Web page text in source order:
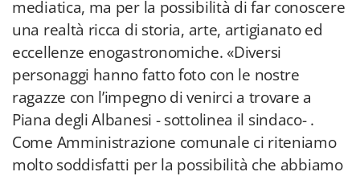
mediatica, ma per la possibilità di far conoscere
una realtà ricca di storia, arte, artigianato ed
eccellenze enogastronomiche. «Diversi
personaggi hanno fatto foto con le nostre
ragazze con l’impegno di venirci a trovare a
Piana degli Albanesi - sottolinea il sindaco- .
Come Amministrazione comunale ci riteniamo
molto soddisfatti per la possibilità che abbiamo